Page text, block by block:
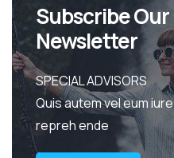
Subscribe Our
Newsletter
SPECIAL ADVISORS
Quis autem vel eum iure
repreh ende